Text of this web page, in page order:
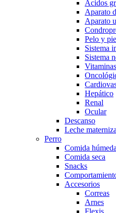
Acidos
Aparato
Aparato
Pelo y
Sistema
Sistema
Hepático
Renal
Ocular
Descanso
Leche
Perro
Comida húmeda
Comida seca
Snacks
Accesorios
Correas
Arnes
Flexis